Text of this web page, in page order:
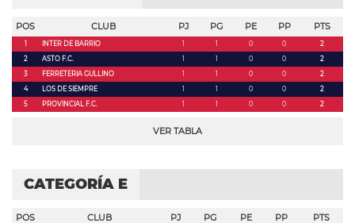
POS CLUB PJ PG PE PP PTS
1 INTER DE BARRIO 1 1 0 0
2
2
ASTO F.C. 1 1 0 0
2
3
FERRETERIA GULLINO 1 1 0 0
2
4
LOS DE SIEMPRE 1 1 0 0
2
5
PROVINCIAL F.C. 1 1 0 0 2
VER TABLA
CATEGORÍA E
POS CLUB PJ PG PE PP PTS